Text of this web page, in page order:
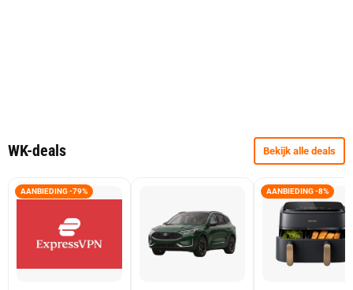
WK-deals Bekijk alle deals
AANBIEDING -79% AANBIEDING -8%